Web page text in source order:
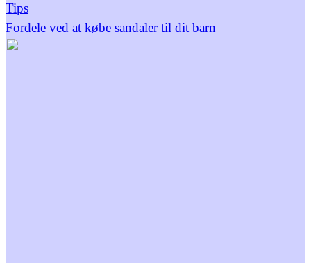
Tips
Fordele ved at købe sandaler til dit barn